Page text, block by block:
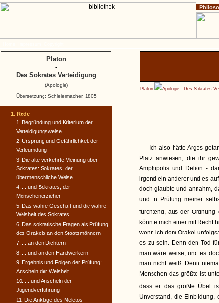
Platon Apologie - Des Sokrates
Ich also hätte Arges
Platz anwiesen, die ihr
Amphipolis und Delion -
irgend ein anderer und es
doch glaubte und annahm,
und in Prüfung meiner
fürchtend, aus der
könnte mich einer mit Recht
wenn ich dem Orakel
es zu sein. Denn den Tod
man wäre weise, und es
man nicht weiß. Denn
Menschen das größte ist
dass er das größte Übel
Unverstand, die Einbildung,
1. Rede
1. Begründung und Kriterium der
Verteidigungsweise
2. Ursprung und Gefährlichkeit der
Verleumdung
3. Die alte verkehrte Meinung über
Sokrates: Sokrates, der
übermenschliche Weise
4. ... und Sokrates, der
Menschenerzieher
5. Das wahre Geschäft und die wahre
Weisheit des Sokrates
6. Das sokratische Fragen als Prüfung
des Orakels an den Staatsmännern
7. ... an den Dichtern
8. ... und an den Handwerkern
9. Ergebnis und Folgen der Prüfung:
Anschein der Weisheit
10. ... und Anschein der
Jugendverführung
11. Die Anklage des Meletos
Platon
-
Des Sokrates Verteidigung
(Apologie)
Übersetzung: Schleiermacher, 1805